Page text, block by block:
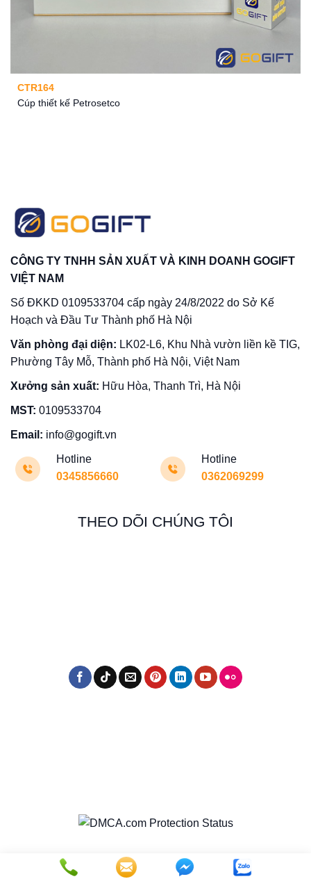
CTR164
Cúp thiết kế Petrosetco
CÔNG TY TNHH SẢN XUẤT VÀ KINH DOANH GOGIFT
VIỆT NAM
Số ĐKKD 0109533704 cấp ngày 24/8/2022 do Sở Kế
Hoạch và Đầu Tư Thành phố Hà Nội
Văn phòng đại diện: LK02-L6, Khu Nhà vườn liền kề TIG,
Phường Tây Mỗ, Thành phố Hà Nội, Việt Nam
Xưởng sản xuất: Hữu Hòa, Thanh Trì, Hà Nội
MST: 0109533704
Email: info@gogift.vn
Hotline
0345856660
Hotline
0362069299
THEO DÕI CHÚNG TÔI